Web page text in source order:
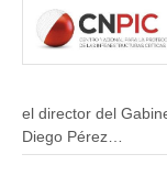
el director del
Diego Pérez…